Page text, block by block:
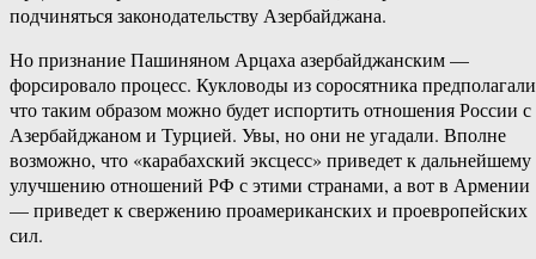
подчиняться законодательству Азербайджана.
Но признание Пашиняном Арцаха азербайджанским —
форсировало процесс. Кукловоды из соросятника
что таким образом можно будет испортить отношения России с
Азербайджаном и Турцией. Увы, но они не угадали. Вполне
возможно, что «карабахский эксцесс» приведет к дальнейшему
улучшению отношений РФ с этими странами, а вот в Армении
— приведет к свержению проамериканских и проевропейских
сил.